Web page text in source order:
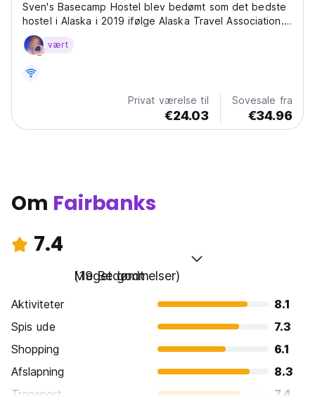
Sven's Basecamp Hostel blev bedømt som det bedste
hostel i Alaska i 2019 ifølge Alaska Travel Association.
Det, der gør dette hostel så specielt, er dets
rummelige layout med volleyballbaner, bålpladser, store
brusere,...
vært
Privat værelse til
€24.03
Sovesale fra
€34.96
Om Fairbanks
7.4
Meget godt
(19 Bedømmelser)
Aktiviteter
8.1
Spis ude
7.3
Shopping
6.1
Afslapning
8.3
Transport
7.4